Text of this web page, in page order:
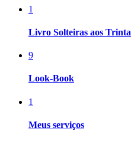
1
Livro Solteiras aos Trinta
9
Look-Book
1
Meus serviços